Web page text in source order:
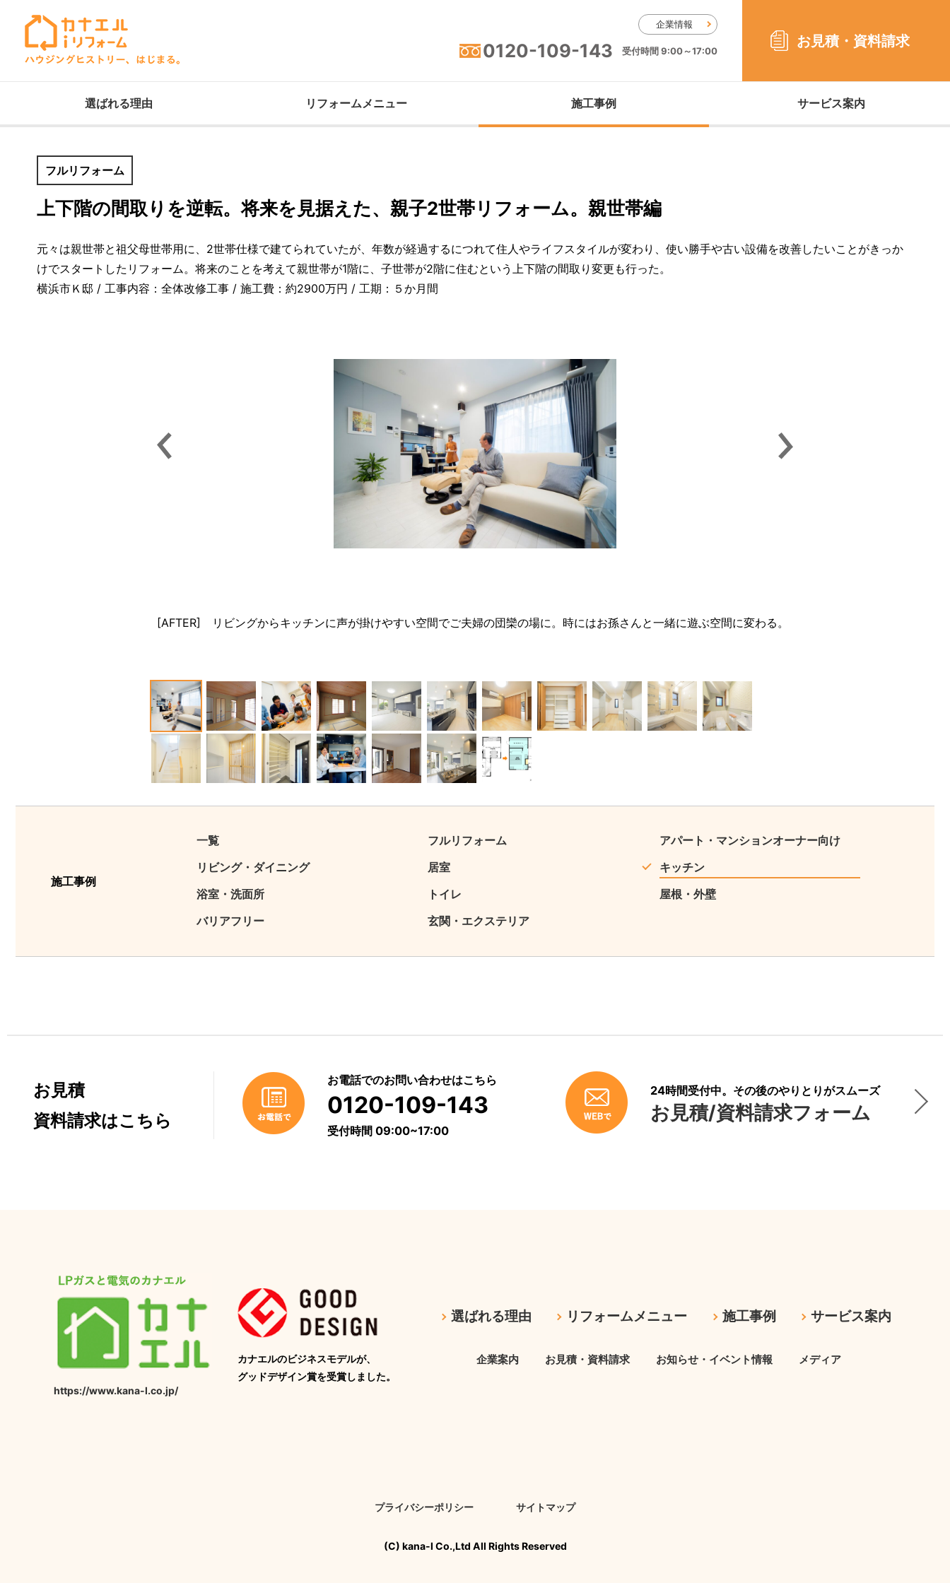
企業情報
0120-109-143 受付時間 9:00～17:00
お見積・ 資料請求
選ばれる理由 リフォームメニュー 施工事例 サービス案内
フルリフォーム
上下階の間取りを逆転。将来を見据えた、親子2世帯リフォーム。親世帯編
元々は親世帯と祖父母世帯用に、2世帯仕様で建てられていたが、年数が経過するにつれて住人やライフスタイルが変わり、使い勝手や古い設備を改善したいことがきっか
けでスタートしたリフォーム。将来のことを考えて親世帯が1階に、子世帯が2階に住むという上下階の間取り変更も行った。
横浜市Ｋ邸 / 工事内容：全体改修工事 / 施工費：約2900万円 / 工期：５か月間
[AFTER] リビングからキッチンに声が掛けやすい空間でご夫婦の団欒の場に。時にはお孫さんと一緒に遊ぶ空間に変わる。
1 3 5 6 7 8 9 10 11
12 13 14 15 18
施工事例
一覧 フルリフォーム
アパート・マンションオーナー向け
リビング・ダイニング
居室
キッチン
浴室・洗面所
トイレ
屋根・外壁
バリアフリー
玄関・エクステリア
お見積
資料請求はこちら
お電話でのお問い合わせはこちら
0120-109-143
受付時間 09:00~17:00
24時間受付中。その後のやりとりがスムーズ
お見積/資料請求フォーム
https://www.kana-l.co.jp/
カナエルのビジネスモデルが、
グッドデザイン賞を受賞しました。
選ばれる理由 リフォームメニュー 施工事例 サービス案内
企業案内 お見積・資料請求 お知らせ・イベント情報 メディア
プライバシーポリシー サイトマップ
(C) kana-l Co.,Ltd All Rights Reserved